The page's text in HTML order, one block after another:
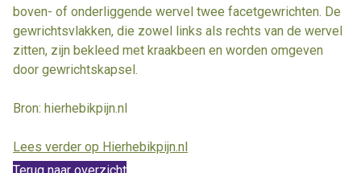
boven- of onderliggende wervel twee facetgewrichten. De
gewrichtsvlakken, die zowel links als rechts van de wervel
zitten, zijn bekleed met kraakbeen en worden omgeven
door gewrichtskapsel.
Bron: hierhebikpijn.nl
Lees verder op Hierhebikpijn.nl